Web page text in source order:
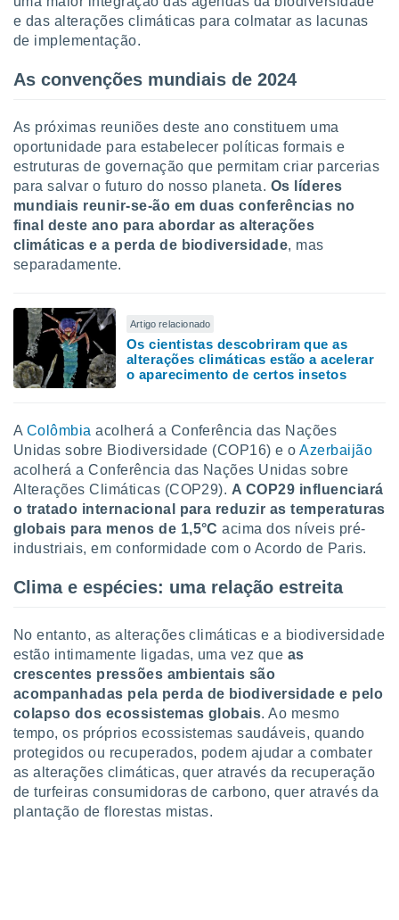
utilizar
medir
da
medir o
dos
os
de dados
fontes,
e melhorar
dados
de
1199
e das alterações climáticas para colmatar as lacunas
de implementação.
As convenções mundiais de 2024
As próximas reuniões deste ano constituem uma
oportunidade para estabelecer políticas formais e
estruturas de governação que permitam criar parcerias
para salvar o futuro do nosso planeta. Os líderes
mundiais reunir-se-ão em duas conferências no
final deste ano para abordar as alterações
climáticas e a perda de biodiversidade, mas
separadamente.
Artigo relacionado
Os cientistas descobriram que as
alterações climáticas estão a acelerar
o aparecimento de certos insetos
A Colômbia acolherá a Conferência das Nações
Unidas sobre Biodiversidade (COP16) e oAzerbaijão
acolherá a Conferência das Nações Unidas sobre
Alterações Climáticas (COP29). A COP29 influenciará
o tratado internacional para reduzir as temperaturas
globais para menos de 1,5°Cacima dos níveis pré-
industriais, em conformidade com o Acordo de Paris.
Clima e espécies: uma relação estreita
No entanto, as alterações climáticas e a biodiversidade
estão intimamente ligadas, uma vez que as
crescentes pressões ambientais são
acompanhadas pela perda de biodiversidade e pelo
colapso dos ecossistemas globais. Ao mesmo
tempo, os próprios ecossistemas saudáveis, quando
protegidos ou recuperados, podem ajudar a combater
as alterações climáticas, quer através da recuperação
de turfeiras consumidoras de carbono, quer através da
plantação de florestas mistas.